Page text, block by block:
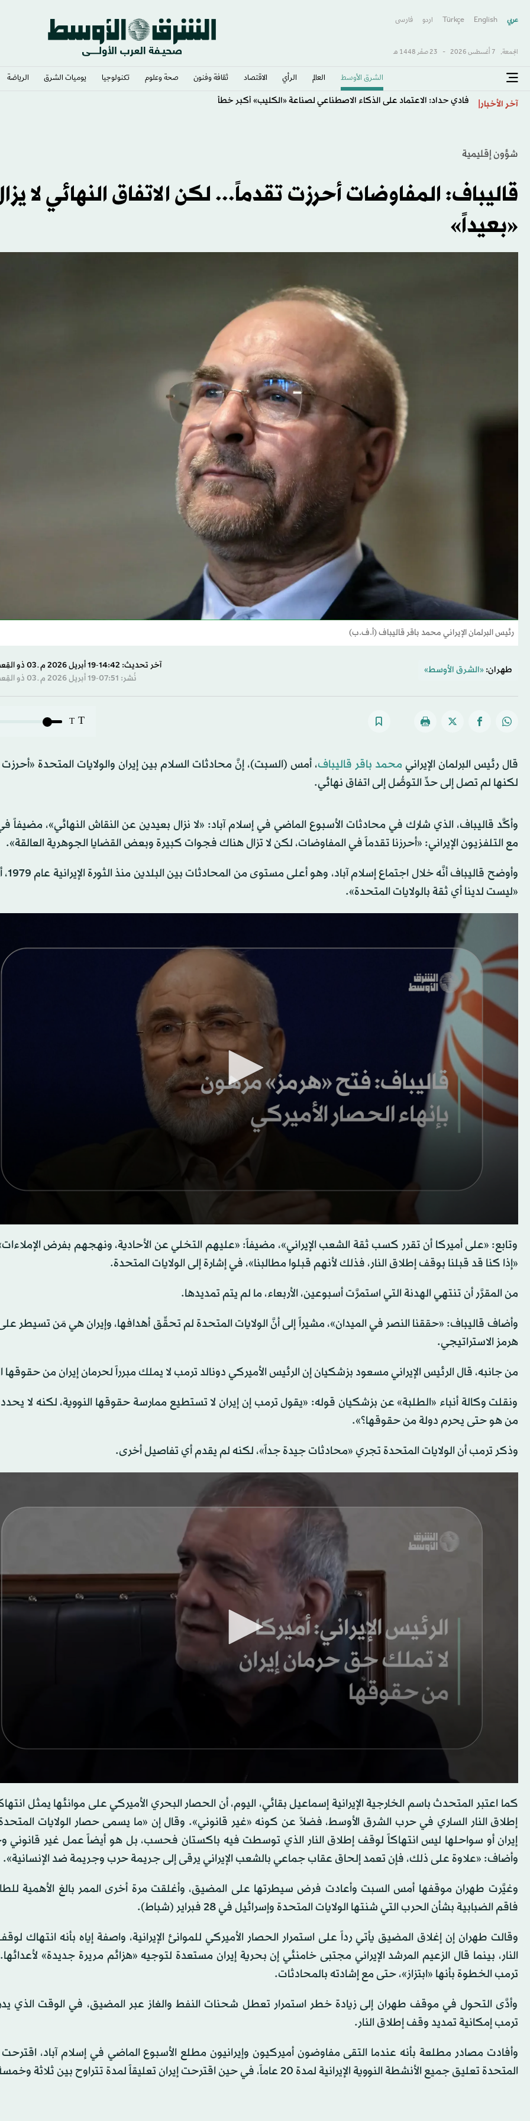
عربي English
Türkçe اردو فارسى
الجمعة, 7 أغسطس 2026 - 23 صفَر 1448 هـ
الشرق الأوسط​ العالم الرأي الاقتصاد ثقافة وفنون صحة وعلوم تكنولوجيا يوميات الشرق​ الرياضة
آخر الأخبار فادي حداد: الاعتماد على الذكاء الاصطناعي لصناعة «الكليب» أكبر خطأ
شؤون إقليمية
قاليباف: المفاوضات أحرزت تقدماً... لكن الاتفاق النهائي لا
«بعيداً»
رئيس البرلمان الإيراني محمد باقر قاليباف (أ.ف.ب)
طهران: «الشرق الأوسط»
آخر تحديث: 14:42-19 أبريل 2026 م ـ 03 ذو القِعدة 1447 هـ
نُشر: 07:51-19 أبريل 2026 م ـ 03 ذو القِعدة 1447 هـ
T
T
قال رئيس البرلمان الإيراني محمد باقر قاليباف، أمس (السبت)، إنَّ محادثات السلام بين إيران والولايات المتحدة «أحرزت
لكنها لم تصل إلى حدِّ التوصُّل إلى اتفاق نهائي.
وأكَّد قاليباف، الذي شارك في محادثات الأسبوع الماضي في إسلام آباد: «لا نزال بعيدين عن النقاش النهائي»، مضيفاً
مع التلفزيون الإيراني: «أحرزنا تقدماً في المفاوضات، لكن لا تزال هناك فجوات كبيرة وبعض القضايا الجوهرية العالقة».
وأوضح
«ليست لدينا أي ثقة بالولايات المتحدة».
وتابع: «على أميركا أن تقرر كسب ثقة الشعب الإيراني»، مضيفاً: «عليهم التخلي عن الأحادية، ونهجهم بفرض
«إذا كنا قد قبلنا بوقف إطلاق النار، فذلك لأنهم قبلوا مطالبنا»، في إشارة إلى الولايات المتحدة.
من المقرَّر أن تنتهي الهدنة التي استمرَّت أسبوعين، الأربعاء، ما لم يتم تمديدها.
وأضاف قاليباف: «حققنا النصر في الميدان»، مشيراً إلى أنَّ الولايات المتحدة لم تحقِّق أهدافها، وإيران هي مَن تسيطر
هرمز الاستراتيجي.
من جانبه، قال الرئيس الإيراني مسعود بزشكيان ​إن ‌الرئيس الأميركي ⁠دونالد ​ترمب لا ⁠يملك مبرراً لحرمان إيران من حقوقها
ونقلت ​وكالة أنباء «الطلبة» عن بزشكيان قوله: «يقول ‌ترمب إن إيران لا تستطيع ⁠ممارسة حقوقها ⁠النووية، لكنه لا
من هو حتى يحرم ​دولة ​من حقوقها؟».
وذكر ترمب أن الولايات المتحدة تجري «محادثات جيدة جداً»، لكنه لم يقدم أي تفاصيل أخرى.
Volume
كما اعتبر المتحدث باسم الخارجية الإيرانية إسماعيل بقائي، اليوم، أن الحصار البحري الأميركي على موانئها يمثل
إطلاق النار الساري في حرب الشرق الأوسط، فضلاً عن كونه «غير قانوني». وقال إن «ما يسمى حصار الولايات
إيران أو سواحلها ليس انتهاكاً لوقف إطلاق النار الذي توسطت فيه باكستان فحسب، بل هو أيضاً عمل غير قانوني
وأضاف: «علاوة على ذلك، فإن تعمد إلحاق عقاب جماعي بالشعب الإيراني يرقى إلى جريمة حرب وجريمة ضد الإنسانية».
وغيَّرت طهران موقفها أمس السبت وأعادت فرض سيطرتها على المضيق، وأغلقت مرة أخرى الممر بالغ الأهمية
فاقم الضبابية بشأن الحرب التي شنتها الولايات المتحدة وإسرائيل في 28 فبراير (شباط).
وقالت طهران إن إغلاق المضيق يأتي رداً على استمرار الحصار الأميركي للموانئ الإيرانية، واصفة إياه بأنه انتهاك
النار، بينما قال الزعيم المرشد الإيراني مجتبى خامنئي إن بحرية إيران مستعدة لتوجيه «هزائم مريرة جديدة»
ترمب الخطوة بأنها «ابتزاز»، حتى مع إشادته بالمحادثات.
وأدَّى التحول في موقف طهران إلى زيادة خطر استمرار تعطل شحنات النفط والغاز عبر المضيق، في الوقت الذي
ترمب إمكانية تمديد وقف إطلاق النار.
وأفادت مصادر مطلعة بأنه عندما التقى مفاوضون أميركيون وإيرانيون مطلع الأسبوع الماضي في إسلام آباد، اقترحت
المتحدة تعليق جميع الأنشطة النووية الإيرانية ⁠لمدة 20 عاماً، في حين ⁠اقترحت إيران تعليقاً لمدة تتراوح بين ثلاثة وخمسة أعوام.